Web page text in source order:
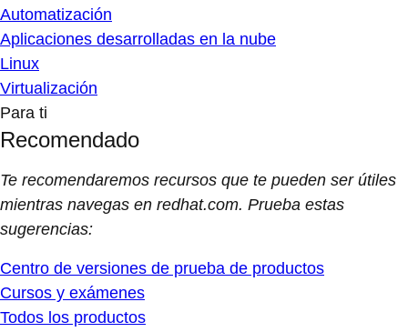
Automatización
Aplicaciones desarrolladas en la nube
Linux
Virtualización
Para ti
Recomendado
Te recomendaremos recursos que te pueden ser útiles
mientras navegas en redhat.com. Prueba estas
sugerencias:
Centro de versiones de prueba de productos
Cursos y exámenes
Todos los productos